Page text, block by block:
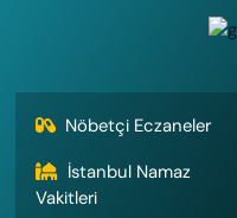
Nöbetçi Eczaneler
İstanbul Namaz
Vakitleri